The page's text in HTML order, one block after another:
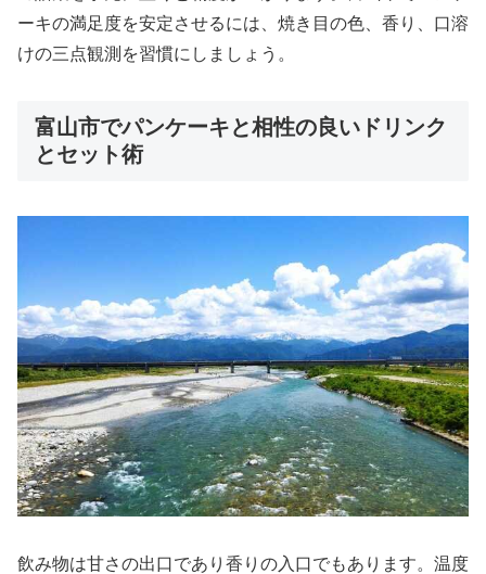
ーキの満足度を安定させるには、焼き目の色、香り、口溶
けの三点観測を習慣にしましょう。
富山市でパンケーキと相性の良いドリンク
とセット術
飲み物は甘さの出口であり香りの入口でもあります。温度